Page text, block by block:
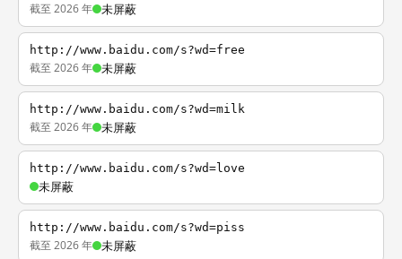
截至 2026 年 未屏蔽
http://www.baidu.com/s?wd=free
截至 2026 年 未屏蔽
http://www.baidu.com/s?wd=milk
截至 2026 年 未屏蔽
http://www.baidu.com/s?wd=love
未屏蔽
http://www.baidu.com/s?wd=piss
截至 2026 年 未屏蔽